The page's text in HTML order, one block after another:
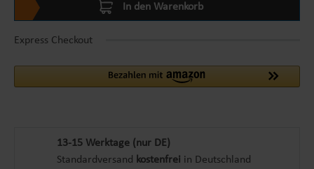
In den Warenkorb
Express Checkout
13-15 Werktage (nur DE)
Standardversand kostenfrei in Deutschland